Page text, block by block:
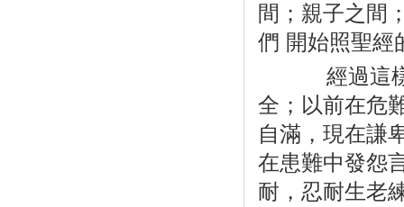
間；親子之間
們 開始照聖經
經過這樣
全；以前在危
自滿，現在謙
在患難中發怨
耐，忍耐生老